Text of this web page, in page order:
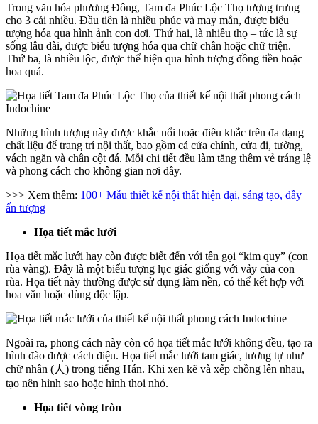
Trong văn hóa phương Đông, Tam đa Phúc Lộc Thọ tượng trưng
cho 3 cái nhiều. Đầu tiên là nhiều phúc và may mắn, được biểu
tượng hóa qua hình ảnh con dơi. Thứ hai, là nhiều thọ – tức là sự
sống lâu dài, được biểu tượng hóa qua chữ chân hoặc chữ triện.
Thứ ba, là nhiều lộc, được thể hiện qua hình tượng đồng tiền hoặc
hoa quả.
Những hình tượng này được khắc nổi hoặc điêu khắc trên đa dạng
chất liệu để trang trí nội thất, bao gồm cả cửa chính, cửa đi, tường,
vách ngăn và chân cột đá. Mỗi chi tiết đều làm tăng thêm vẻ tráng lệ
và phong cách cho không gian nơi đây.
>>> Xem thêm: 100+ Mẫu thiết kế nội thất hiện đại, sáng tạo, đầy
ấn tượng
Họa tiết mắc lưới
Họa tiết mắc lưới hay còn được biết đến với tên gọi “kim quy” (con
rùa vàng). Đây là một biểu tượng lục giác giống với vảy của con
rùa. Họa tiết này thường được sử dụng làm nền, có thể kết hợp với
hoa văn hoặc dùng độc lập.
Ngoài ra, phong cách này còn có họa tiết mắc lưới không đều, tạo ra
hình đào được cách điệu. Họa tiết mắc lưới tam giác, tương tự như
chữ nhân (人) trong tiếng Hán. Khi xen kẽ và xếp chồng lên nhau,
tạo nên hình sao hoặc hình thoi nhỏ.
Họa tiết vòng tròn